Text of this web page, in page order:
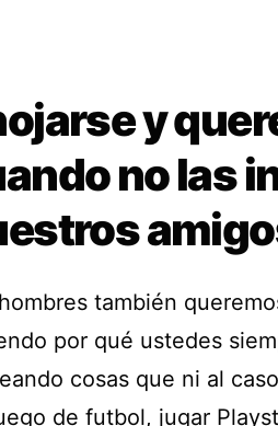
y
no las
también
por qué ustedes
cosas que ni al
de futbol, jugar